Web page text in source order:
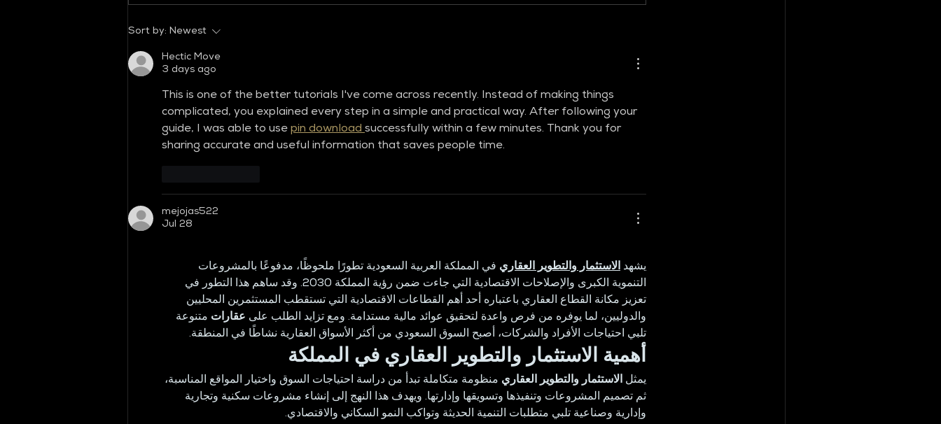
And Trends
Sort by: Newest
Hectic Move
3 days ago
This is one of the better tutorials I've come across recently. Instead of making things
complicated, you explained every step in a simple and practical way. After following your
guide, I was able to use pin download successfully within a few minutes. Thank you for
sharing accurate and useful information that saves people time.
mejojas522
Jul 28
يشهد الاستثمار والتطوير العقاري في المملكة العربية السعودية تطورًا ملحوظًا، مدفوعًا بالمشروعات
التنموية الكبرى والإصلاحات الاقتصادية التي جاءت ضمن رؤية المملكة 2030. وقد ساهم هذا التطور في
تعزيز مكانة القطاع العقاري باعتباره أحد أهم القطاعات الاقتصادية التي تستقطب المستثمرين المحليين
والدوليين، لما يوفره من فرص واعدة لتحقيق عوائد مالية مستدامة. ومع تزايد الطلب على عقارات متنوعة
تلبي احتياجات الأفراد والشركات، أصبح السوق السعودي من أكثر الأسواق العقارية نشاطًا في المنطقة.
أهمية الاستثمار والتطوير العقاري في المملكة
يمثل الاستثمار والتطوير العقاري منظومة متكاملة تبدأ من دراسة احتياجات السوق واختيار المواقع المناسبة،
ثم تصميم المشروعات وتنفيذها وتسويقها وإدارتها. ويهدف هذا النهج إلى إنشاء مشروعات سكنية وتجارية
وإدارية وصناعية تلبي متطلبات التنمية الحديثة وتواكب النمو السكاني والاقتصادي.